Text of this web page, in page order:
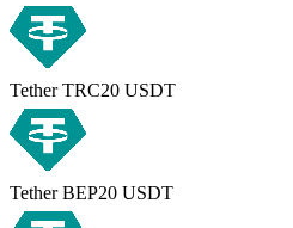
Tether TRC20 USDT
Tether BEP20 USDT